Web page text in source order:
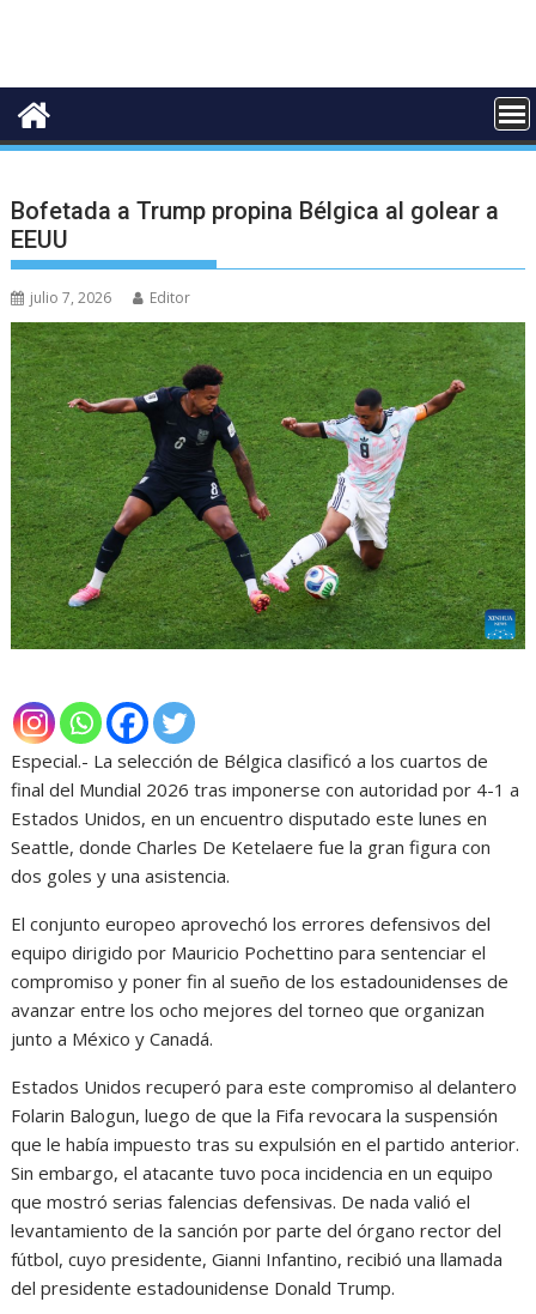
Bofetada a Trump propina Bélgica al golear a
EEUU
julio 7, 2026 Editor
Especial.- La selección de Bélgica clasificó a los cuartos de
final del Mundial 2026 tras imponerse con autoridad por 4-1 a
Estados Unidos, en un encuentro disputado este lunes en
Seattle, donde Charles De Ketelaere fue la gran figura con
dos goles y una asistencia.
El conjunto europeo aprovechó los errores defensivos del
equipo dirigido por Mauricio Pochettino para sentenciar el
compromiso y poner fin al sueño de los estadounidenses de
avanzar entre los ocho mejores del torneo que organizan
junto a México y Canadá.
Estados Unidos recuperó para este compromiso al delantero
Folarin Balogun, luego de que la Fifa revocara la suspensión
que le había impuesto tras su expulsión en el partido anterior.
Sin embargo, el atacante tuvo poca incidencia en un equipo
que mostró serias falencias defensivas. De nada valió el
levantamiento de la sanción por parte del órgano rector del
fútbol, cuyo presidente, Gianni Infantino, recibió una llamada
del presidente estadounidense Donald Trump.